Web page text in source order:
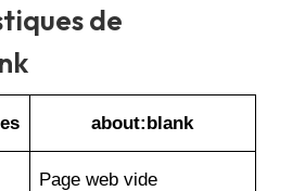
de
about:blank
Page web vide